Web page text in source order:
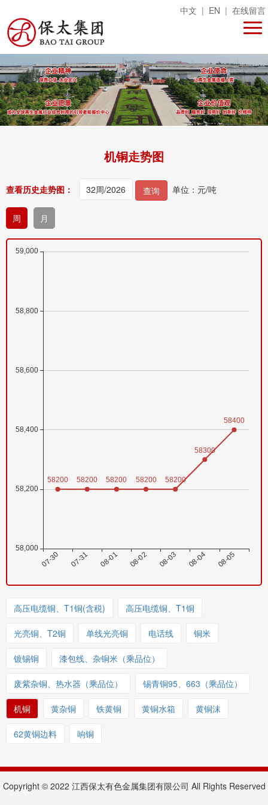
中文 | EN | 在线留言
机铜走势图
查看历史走势图： 查询 单位：元/吨
周 月
高压电缆铜、T1铜(含税) 高压电缆铜、T1铜
光亮铜、T2铜 单线光亮铜 电话线 铜米
镀锡铜 漆包线、杂铜米（乘品位）
废紫杂铜、热水器（乘品位） 锡青铜95、663（乘品位）
机铜 黄杂铜 铁黄铜 黄铜水箱 黄铜沫
62黄铜边料 响铜
Copyright © 2022 江西保太有色金属集团有限公司 All Rights Reserved